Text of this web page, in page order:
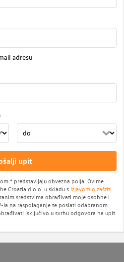
adresu
upit
* predstavljaju obvezna polja. Ovime
Croatia d.o.o. u skladu s Izjavom o zaštiti
sredstvima obrađivati moje osobne i
la na raspolaganje te poslati odabranom
isključivo u svrhu odgovora na upit